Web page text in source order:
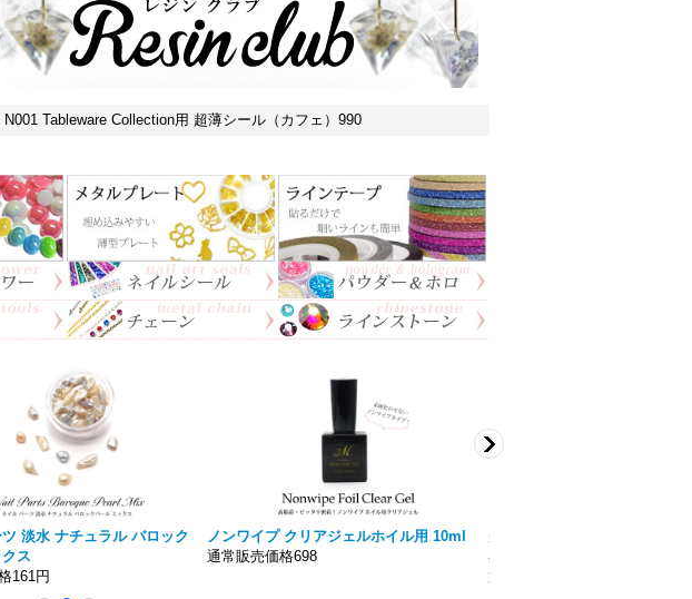
Tableware Collection用 超薄シール（カフェ）990
淡水 ナチュラル バロック
ス
161円
ノンワイプ クリアジェルホイル用 10ml
通常販売価格698
美色 Miiro】ノンワイプトッ
容量15ｍｌ 拭き取り不要！！
通常販売価格777円〜